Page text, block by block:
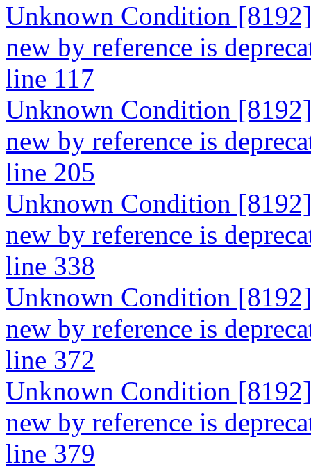
Unknown Condition
new by reference is
line 117
Unknown Condition
new by reference is
line 205
Unknown Condition
new by reference is
line 338
Unknown Condition
new by reference is
line 372
Unknown Condition
new by reference is
line 379